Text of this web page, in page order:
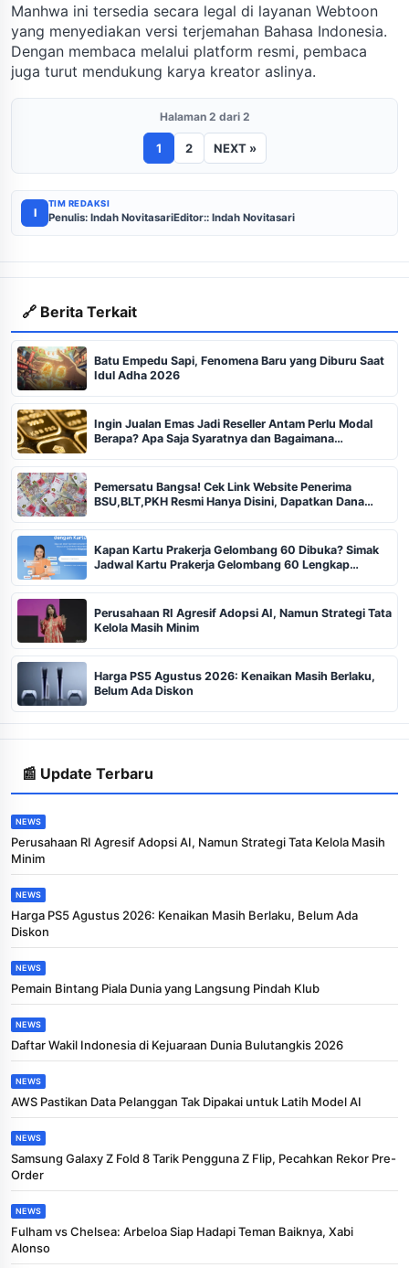
Manhwa ini tersedia secara legal di layanan Webtoon
yang menyediakan versi terjemahan Bahasa Indonesia.
Dengan membaca melalui platform resmi, pembaca
juga turut mendukung karya kreator aslinya.
Halaman 2 dari 2
1 2 NEXT »
I
TIM REDAKSI
Penulis: Indah NovitasariEditor:: Indah Novitasari
🔗 Berita Terkait
Batu Empedu Sapi, Fenomena Baru yang Diburu Saat
Idul Adha 2026
Ingin Jualan Emas Jadi Reseller Antam Perlu Modal
Berapa? Apa Saja Syaratnya dan Bagaimana
Pemersatu Bangsa! Cek Link Website Penerima
BSU,BLT,PKH Resmi Hanya Disini, Dapatkan Dana
Kapan Kartu Prakerja Gelombang 60 Dibuka? Simak
Jadwal Kartu Prakerja Gelombang 60 Lengkap
Perusahaan RI Agresif Adopsi AI, Namun Strategi Tata
Kelola Masih Minim
Harga PS5 Agustus 2026: Kenaikan Masih Berlaku,
Belum Ada Diskon
📰 Update Terbaru
NEWS
Perusahaan RI Agresif Adopsi AI, Namun Strategi Tata Kelola Masih
Minim
NEWS
Harga PS5 Agustus 2026: Kenaikan Masih Berlaku, Belum Ada
Diskon
NEWS
Pemain Bintang Piala Dunia yang Langsung Pindah Klub
NEWS
Daftar Wakil Indonesia di Kejuaraan Dunia Bulutangkis 2026
NEWS
AWS Pastikan Data Pelanggan Tak Dipakai untuk Latih Model AI
NEWS
Samsung Galaxy Z Fold 8 Tarik Pengguna Z Flip, Pecahkan Rekor Pre-
Order
NEWS
Fulham vs Chelsea: Arbeloa Siap Hadapi Teman Baiknya, Xabi
Alonso